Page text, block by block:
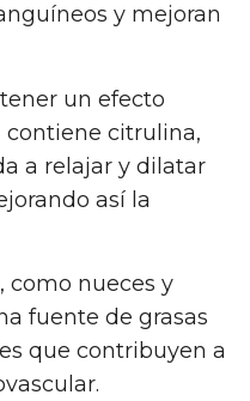
y mejoran
un efecto
contiene citrulina,
a relajar y dilatar
así la
como nueces y
fuente de grasas
que contribuyen a